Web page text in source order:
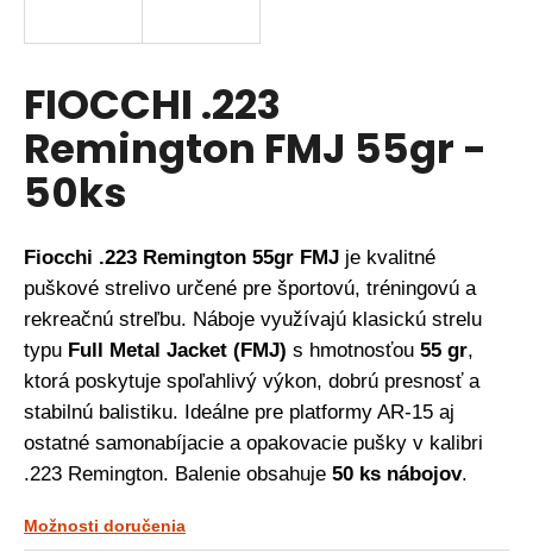
FIOCCHI .223
Remington FMJ 55gr -
50ks
Fiocchi .223 Remington 55gr FMJ je kvalitné
puškové strelivo určené pre športovú, tréningovú a
rekreačnú streľbu. Náboje využívajú klasickú strelu
typu Full Metal Jacket (FMJ) s hmotnosťou 55 gr,
ktorá poskytuje spoľahlivý výkon, dobrú presnosť a
stabilnú balistiku. Ideálne pre platformy AR-15 aj
ostatné samonabíjacie a opakovacie pušky v kalibri
.223 Remington. Balenie obsahuje 50 ks nábojov.
Možnosti doručenia
s
ť
?
HĽADAŤ
O
d
p
o
r
ú
č
a